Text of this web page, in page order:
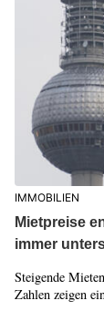
IMMOBILIEN
Mietpreise
immer
Steigende
Zahlen zeigen